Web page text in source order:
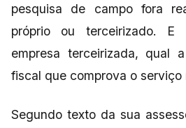
pesquisa de campo fora
próprio ou terceirizado.
empresa terceirizada, qual
fiscal que comprova o serviço
Segundo texto da sua